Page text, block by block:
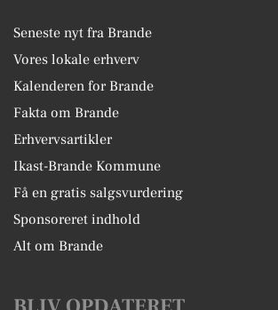
Seneste nyt fra Brande
Vores lokale erhverv
Kalenderen for Brande
Fakta om Brande
Erhvervsartikler
Ikast-Brande Kommune
Få en gratis salgsvurdering
Sponsoreret indhold
Alt om Brande